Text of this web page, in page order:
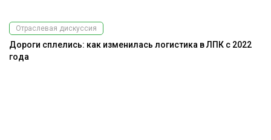
Отраслевая дискуссия
Дороги сплелись: как изменилась логистика в ЛПК с 2022
года